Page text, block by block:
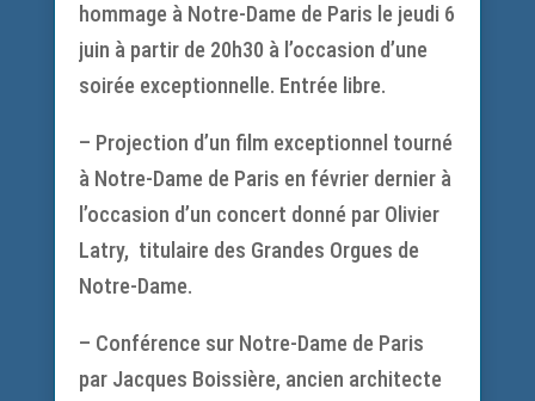
hommage à Notre-Dame de Paris le jeudi 6
juin à partir de 20h30 à l’occasion d’une
soirée exceptionnelle. Entrée libre.
– Projection d’un film exceptionnel tourné
à Notre-Dame de Paris en février dernier à
l’occasion d’un concert donné par Olivier
Latry, titulaire des Grandes Orgues de
Notre-Dame.
– Conférence sur Notre-Dame de Paris
par Jacques Boissière, ancien architecte